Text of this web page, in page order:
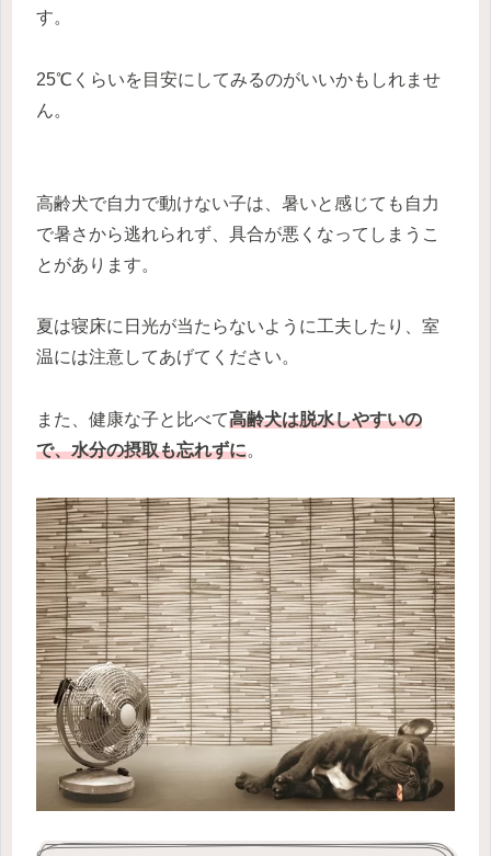
す。
25℃くらいを目安にしてみるのがいいかもしれませ
ん。
高齢犬で自力で動けない子は、暑いと感じても自力
で暑さから逃れられず、具合が悪くなってしまうこ
とがあります。
夏は寝床に日光が当たらないように工夫したり、室
温には注意してあげてください。
また、健康な子と比べて高齢犬は脱水しやすいの
で、水分の摂取も忘れずに。